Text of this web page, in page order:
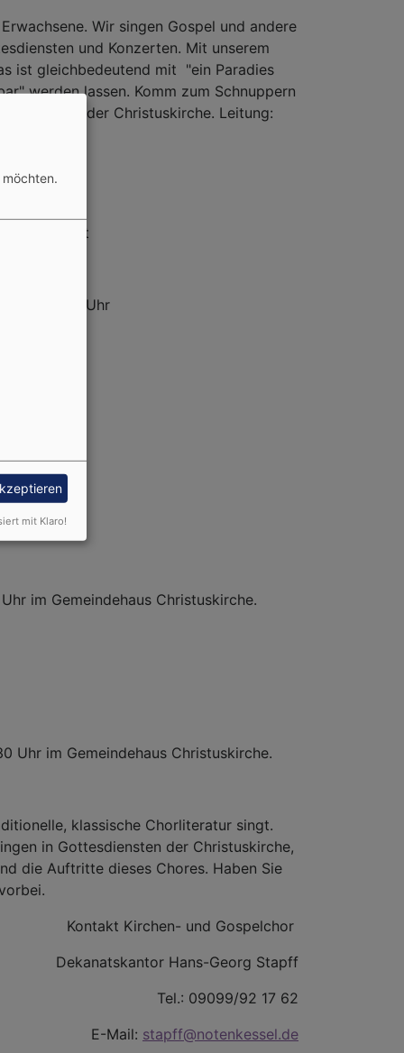
Wir singen Gospel und andere
und Konzerten. Mit unserem
ist gleichbedeutend mit "ein Paradies
werden lassen. Komm zum Schnuppern
der Christuskirche. Leitung:
Bernd Horst
22.00 Uhr
im Gemeindehaus Christuskirche.
Uhr im Gemeindehaus Christuskirche.
klassische Chorliteratur singt.
in Gottesdiensten der Christuskirche,
die Auftritte dieses Chores. Haben Sie
Kontakt Kirchen- und Gospelchor
Dekanatskantor Hans-Georg Stapff
Tel.: 09099/92 17 62
E-Mail: stapff@notenkessel.de
mit Klaro!